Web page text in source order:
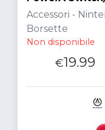
Accessori -
Borsette
Non disponibile
€19.99